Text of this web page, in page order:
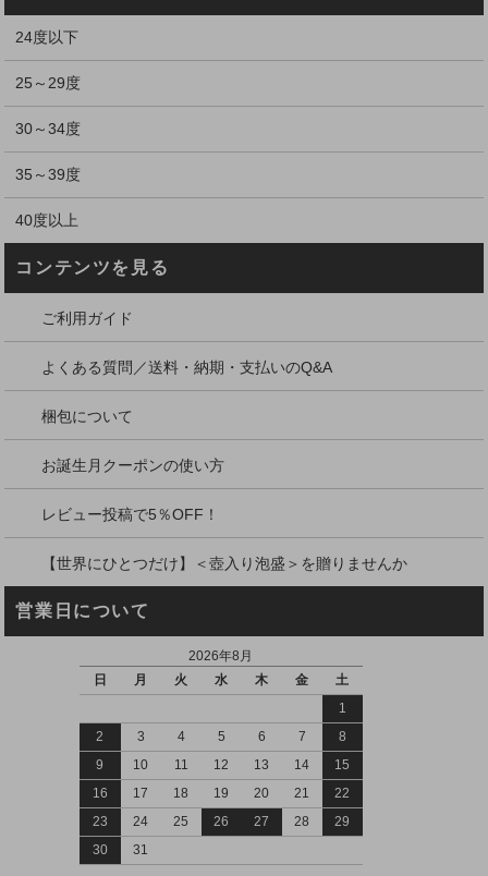
24度以下
25～29度
30～34度
35～39度
40度以上
コンテンツを見る
ご利用ガイド
よくある質問／送料・納期・支払いのQ&A
梱包について
お誕生月クーポンの使い方
レビュー投稿で5％OFF！
【世界にひとつだけ】＜壺入り泡盛＞を贈りませんか
営業日について
2026年8月
日
月 火 水 木 金
土
1
2
3 4 5 6 7
8
9
10 11 12 13 14
15
16
17 18 19 20 21
22
23
24 25 26 27 28
29
30
31